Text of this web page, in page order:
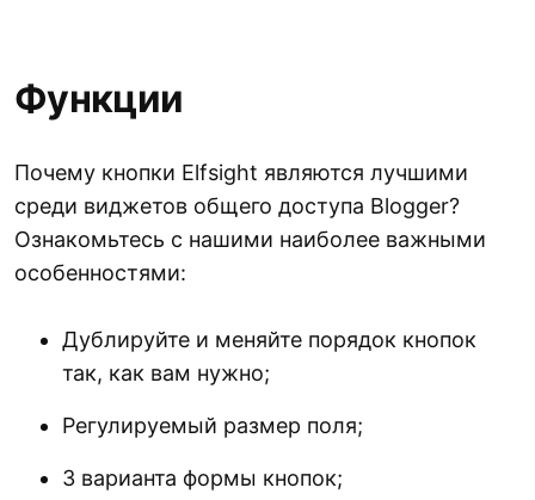
Функции
Почему кнопки Elfsight являются лучшими
среди виджетов общего доступа Blogger?
Ознакомьтесь с нашими наиболее важными
особенностями:
Дублируйте и меняйте порядок кнопок
так, как вам нужно;
Регулируемый размер поля;
3 варианта формы кнопок;